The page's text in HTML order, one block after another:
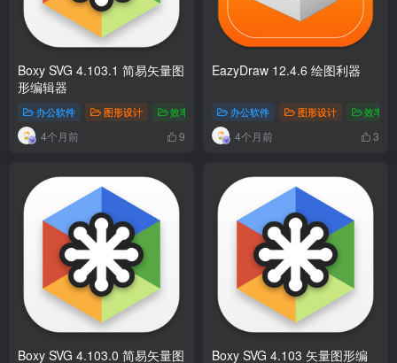
Boxy SVG 4.103.1 简易矢量图
形编辑器
办公软件 图形设计 效率工具
4个月前 9
EazyDraw 12.4.6 绘图利器
办公软件 图形设计 效率工
4个月前 3
Boxy SVG 4.103.0 简易矢量图 Boxy SVG 4.103 矢量图形编